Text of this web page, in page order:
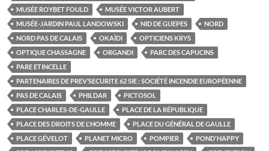
MUSÉE ROYBET FOULD
MUSÉE VICTOR AUBERT
MUSÉE-JARDIN PAUL LANDOWSKI
NID DE GUEPES
NORD
NORD PAS DE CALAIS
OKAÏDI
OPTICIENS KRYS
OPTIQUE CHASSAGNE
ORGANDI
PARC DES CAPUCINS
PARE ETINCELLE
PARTENAIRES DE PREV’SECURITE 62 SIE : SOCIÉTÉ INCENDIE EUROPÉENNE
PAS DE CALAIS
PHILDAR
PICTOSOL
PLACE CHARLES-DE-GAULLE
PLACE DE LA RÉPUBLIQUE
PLACE DES DROITS DE L'HOMME
PLACE DU GÉNÉRAL DE GAULLE
PLACE GÉVELOT
PLANET MICRO POMPIER
POND'HAPPY